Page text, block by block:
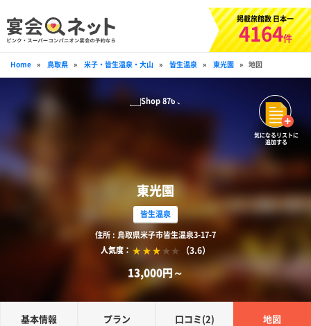
掲載旅館数 日本一
4164件
Home » 鳥取県 » 米子・皆生温泉・大山 » 皆生温泉 » 東光園 » 地図
東光園
皆生温泉
住所 : 鳥取県米子市皆生温泉3-17-7
人気度：
（3.6）
13,000円～
気になるリストに
追加する
基本情報 プラン 口コミ(2) 地図